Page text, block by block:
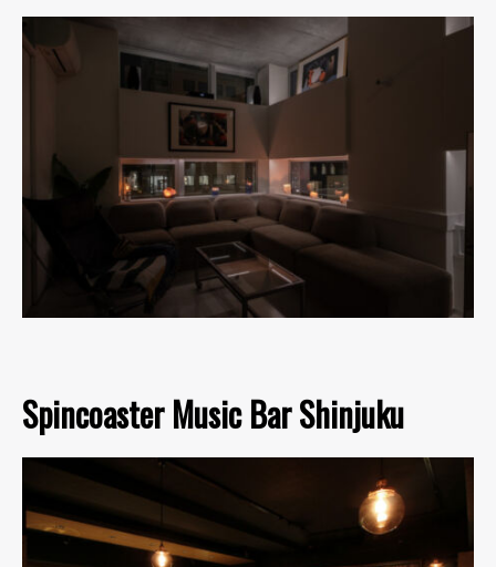
Spincoaster Music Bar Shinjuku